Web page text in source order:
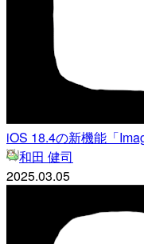
iOS 18.4の新機能「
和田 健司
2025.03.05